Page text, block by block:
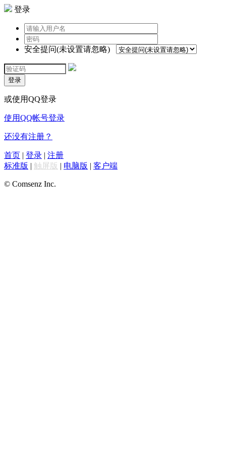
登录
安全提问(未设置请忽略)
登录
或使用QQ登录
使用QQ帐号登录
还没有注册？
首页 | 登录 | 注册
标准版 | 触屏版 | 电脑版 | 客户端
© Comsenz Inc.